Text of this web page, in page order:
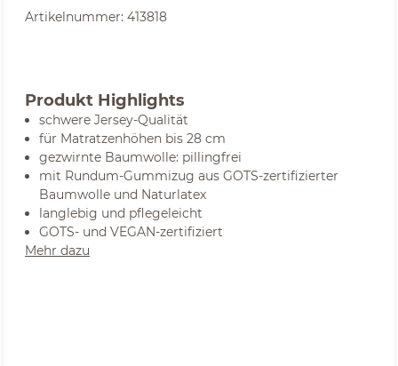
Artikelnummer: 413818
Produkt Highlights
schwere Jersey-Qualität
für Matratzenhöhen bis 28 cm
gezwirnte Baumwolle: pillingfrei
mit Rundum-Gummizug aus GOTS-zertifizierter
Baumwolle und Naturlatex
langlebig und pflegeleicht
GOTS- und VEGAN-zertifiziert
Mehr dazu